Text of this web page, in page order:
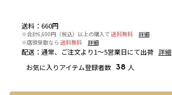
送料 ： 660円
※合計6,600円（税込）以上の購入で 送料無料
詳細
※店頭受取なら 送料無料 詳細
配送 ： 通常、ご注文より1～5営業日にて出荷 詳細
お気に入りアイテム登録者数 38 人